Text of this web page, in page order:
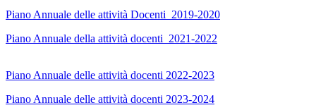
Piano Annuale delle attività Docenti 2019-2020
Piano Annuale della attività docenti 2021-2022
Piano Annuale delle attività docenti 2022-2023
Piano Annuale delle attività docenti 2023-2024